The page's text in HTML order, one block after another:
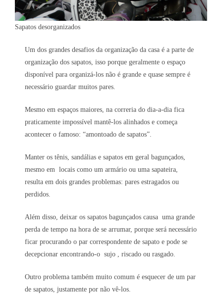
Sapatos desorganizados
Um dos grandes desafios da organização da casa é a parte de
organização dos sapatos, isso porque geralmente o espaço
disponível para organizá-los não é grande e quase sempre é
necessário guardar muitos pares.
Mesmo em espaços maiores, na correria do dia-a-dia fica
praticamente impossível mantê-los alinhados e começa
acontecer o famoso: “amontoado de sapatos”.
Manter os tênis, sandálias e sapatos em geral bagunçados,
mesmo em locais como um armário ou uma sapateira,
resulta em dois grandes problemas: pares estragados ou
perdidos.
Além disso, deixar os sapatos bagunçados causa uma grande
perda de tempo na hora de se arrumar, porque será necessário
ficar procurando o par correspondente de sapato e pode se
decepcionar encontrando-o sujo , riscado ou rasgado.
Outro problema também muito comum é esquecer de um par
de sapatos, justamente por não vê-los.